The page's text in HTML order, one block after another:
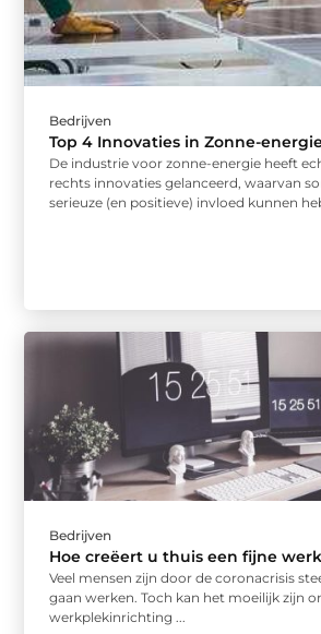
Bedrijven
Top 4 Innovaties in Zonne-
De industrie voor zonne-energie heeft
rechts innovaties gelanceerd, waarvan
serieuze (en positieve) invloed kunnen
Bedrijven
Hoe creëert u thuis een fijne
Veel mensen zijn door de coronacrisis
gaan werken. Toch kan het moeilijk zijn
werkplekinrichting ...